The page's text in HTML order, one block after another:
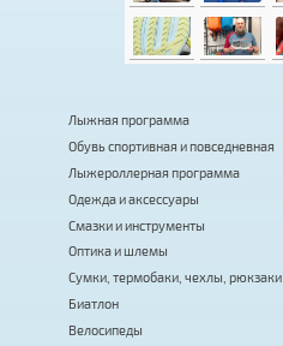
Лыжная программа
Обувь спортивная и повседневная
Лыжероллерная программа
Одежда и аксессуары
Смазки и инструменты
Оптика и шлемы
Сумки, термобаки, чехлы, рюкзаки
Биатлон
Велосипеды